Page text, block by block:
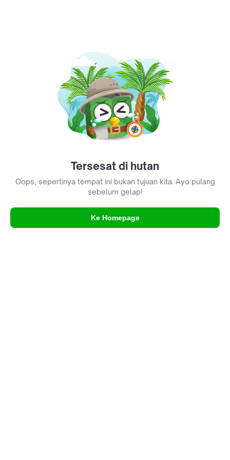
Tersesat di hutan
Oops, sepertinya tempat ini bukan tujuan kita. Ayo pulang
sebelum gelap!
Ke Homepage